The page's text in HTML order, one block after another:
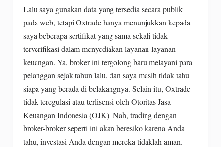
Lalu saya gunakan data yang tersedia secara publik
pada web, tetapi Oxtrade hanya menunjukkan kepada
saya beberapa sertifikat yang sama sekali tidak
terverifikasi dalam menyediakan layanan-layanan
keuangan. Ya, broker ini tergolong baru melayani para
pelanggan sejak tahun lalu, dan saya masih tidak tahu
siapa yang berada di belakangnya. Selain itu, Oxtrade
tidak teregulasi atau terlisensi oleh Otoritas Jasa
Keuangan Indonesia (OJK). Nah, trading dengan
broker-broker seperti ini akan beresiko karena Anda
tahu, investasi Anda dengan mereka tidaklah aman.